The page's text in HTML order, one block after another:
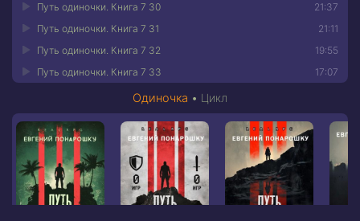
21:37
Путь одиночки. Книга 7 30
21:11
Путь одиночки. Книга 7 31
19:55
Путь одиночки. Книга 7 32
17:07
Путь одиночки. Книга 7 33
Одиночка • Цикл